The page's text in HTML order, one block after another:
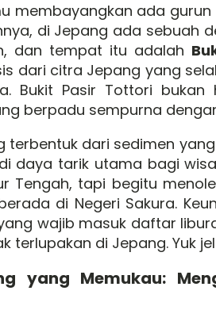
membayangkan ada
di Jepang ada sebuah
dan tempat itu adalah
dari citra Jepang yang
Bukit Pasir Tottori
berpadu sempurna
terbentuk dari sedimen
daya tarik utama bagi
Tengah, tapi begitu
di Negeri Sakura.
wajib masuk daftar
terlupakan di Jepang. Yuk
yang Memukau: